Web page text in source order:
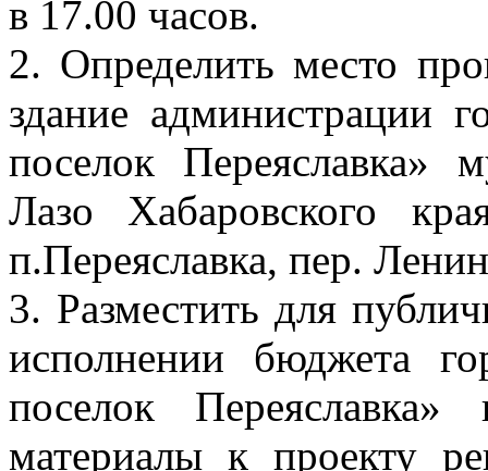
в 17.00 часов.
2. Определить место
здание администрации
поселок Переяславка»
Лазо Хабаровского
п.Переяславка, пер.
3. Разместить для
исполнении бюджета
поселок
материалы к проекту